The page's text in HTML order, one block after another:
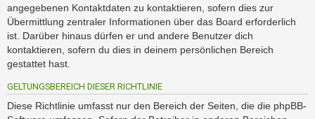
angegebenen Kontaktdaten zu kontaktieren, sofern dies zur
Übermittlung zentraler Informationen über das Board erforderlich
ist. Darüber hinaus dürfen er und andere Benutzer dich
kontaktieren, sofern du dies in deinem persönlichen Bereich
gestattet hast.
GELTUNGSBEREICH DIESER RICHTLINIE
Diese Richtlinie umfasst nur den Bereich der Seiten, die die phpBB-